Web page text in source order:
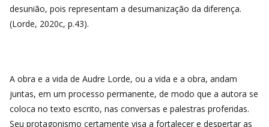
desunião, pois representam a desumanização da diferença.
(Lorde, 2020c, p.43).
A obra e a vida de Audre Lorde, ou a vida e a obra, andam
juntas, em um processo permanente, de modo que a autora se
coloca no texto escrito, nas conversas e palestras proferidas.
Seu protagonismo certamente visa a fortalecer e despertar as